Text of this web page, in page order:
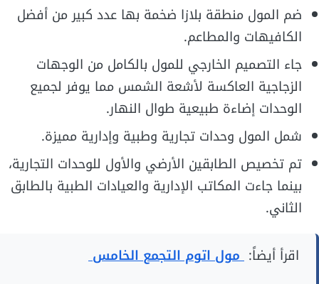
ضم المول منطقة بلازا ضخمة بها عدد كبير من أفضل
الكافيهات والمطاعم.
جاء التصميم الخارجي للمول بالكامل من الوجهات
الزجاجية العاكسة لأشعة الشمس مما يوفر لجميع
الوحدات إضاءة طبيعية طوال النهار.
شمل المول وحدات تجارية وطبية وإدارية مميزة.
تم تخصيص الطابقين الأرضي والأول للوحدات التجارية،
بينما جاءت المكاتب الإدارية والعيادات الطبية بالطابق
الثاني.
اقرأ أيضاً: مول اتوم التجمع الخامس